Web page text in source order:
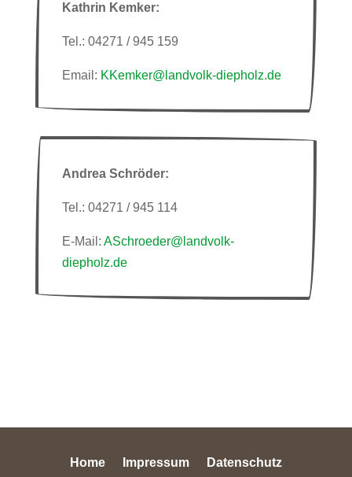
Kathrin Kemker:
Tel.: 04271 / 945 159
Email: KKemker@landvolk-diepholz.de
Andrea Schröder:
Tel.: 04271 / 945 114
E-Mail: ASchroeder@landvolk-
diepholz.de
Home Impressum Datenschutz